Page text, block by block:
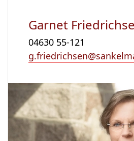
Garnet
04630 55-121